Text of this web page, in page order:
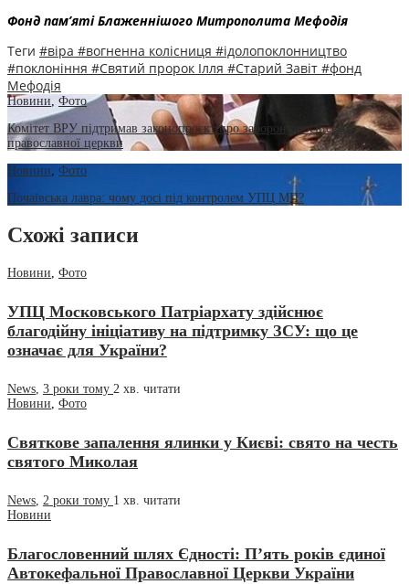
Фонд пам’яті Блаженнішого Митрополита Мефодія
Теги #віра #вогненна колісниця #ідолопоклонництво
#поклоніння #Святий пророк Ілля #Старий Завіт #фонд
Мефодія
Новини Фото
Комітет ВРУ підтримав законопроєкт про заборону російської
православної церкви
Новини Фото
Почаївська лавра: чому досі під контролем УПЦ МП?
Схожі записи
Новини, Фото
УПЦ Московського Патріархату здійснює
благодійну ініціативу на підтримку ЗСУ: що це
означає для України?
News, 3 роки тому 2 хв. читати
Новини, Фото
Святкове запалення ялинки у Києві: свято на честь
святого Миколая
News, 2 роки тому 1 хв. читати
Новини
Благословенний шлях Єдності: П’ять років єдиної
Автокефальної Православної Церкви України